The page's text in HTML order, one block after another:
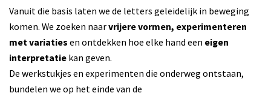
Vanuit die basis laten we de letters geleidelijk in beweging
komen. We zoeken naarvrijere vormen, experimenteren
met variaties en ontdekken hoe elke hand een eigen
interpretatie kan geven.
De werkstukjes en experimenten die onderweg ontstaan,
bundelen we op het einde van de